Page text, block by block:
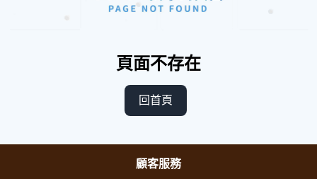
頁面不存在
回首頁
顧客服務